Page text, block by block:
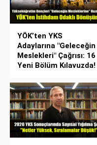
YÖK’ten YKS
Adaylarına "Geleceğin
Meslekleri" Çağrısı: 16
Yeni Bölüm Kılavuzda!